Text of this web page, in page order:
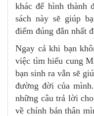
khác để hình thành
sách này sẽ giúp
điểm đúng đắn nhất
Ngay cả khi bạn
việc tìm hiểu cung
bạn sinh ra vẫn sẽ
đường đời của
những câu trả lời
về chính bản thân